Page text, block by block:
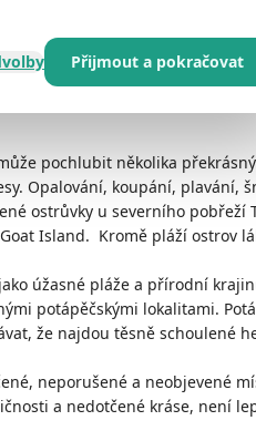
pochlubit několika
Opalování, koupání,
ostrůvky u severního pobřeží
Island. Kromě pláží ostrov
úžasné pláže a přírodní
potápěčskými lokalitami.
že najdou těsně schoulené
neporušené a neobjevené
a nedotčené kráse, není
Přijmout a pokračovat